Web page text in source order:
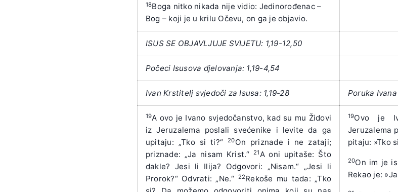
18Boga nitko nikada nije vidio: Jedinorođenac –
Bog – koji je u krilu Očevu, on ga je objavio.
ISUS SE OBJAVLJUJE SVIJETU: 1,19-12,50
Počeci Isusova djelovanja: 1,19-4,54
Ivan Krstitelj svjedoči za Isusa: 1,19-28 Poruka
19A ovo je Ivano svjedočanstvo, kad su mu Židovi
iz Jeruzalema poslali svećenike i levite da ga
upitaju: „Tko si ti?“20On priznade i ne zataji;
priznade: „Ja nisam Krist.“21A oni upitaše: Što
dakle? Jesi li Ilija? Odgovori: „Nisam.“ „Jesi li
Prorok?“ Odvrati: „Ne.“
22Rekoše mu tada: „Tko
19Ovo je
Jeruzalema
pitaju: »Tko
20On im je
Rekao je: